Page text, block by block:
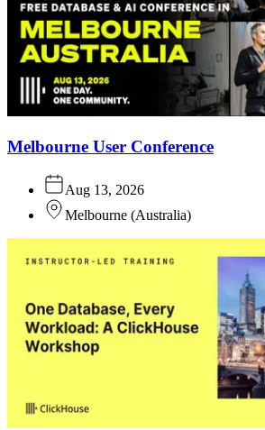
Melbourne User Conference
Aug 13, 2026
Melbourne (Australia)